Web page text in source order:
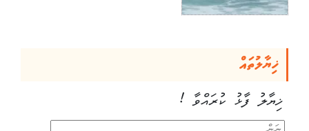
ޚިޔާލުތައް
ޚިޔާލު ފާޅު ކުރައްވާ !